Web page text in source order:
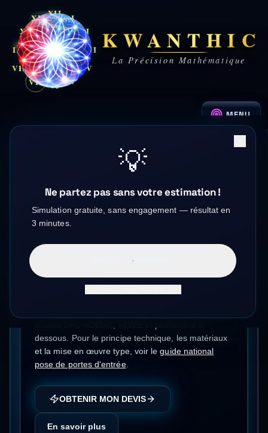
💡
Ne partez pas sans votre estimation !
Simulation gratuite, sans engagement — résultat en
3 minutes.
Lancer la simulation →
XII I
II
III
IV
V
VI
VII
VII
VIII
IX
XI
KWANTHIC
La Précision Mathématique
MENU
POSE DE PORTE D'ENTRÉE
À AMIENS
Dès 1 500 € posée
dessous. Pour le principe technique, les matériaux
et la mise en œuvre type, voir le guide national
pose de portes d'entrée.
OBTENIR MON DEVIS
En savoir plus